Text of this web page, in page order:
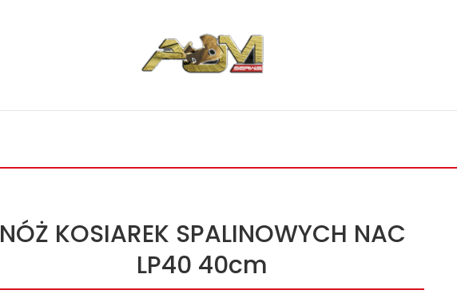
NÓŻ KOSIAREK SPALINOWYCH NAC
LP40 40cm